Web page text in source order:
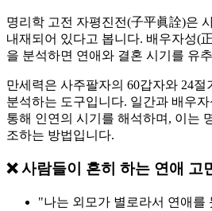
명리학 고전 자평진전(子平眞詮)은
내재되어 있다고 봅니다. 배우자성(
을 분석하면 연애와 결혼 시기를 유
만세력은 사주팔자의 60갑자와 24
분석하는 도구입니다. 일간과 배우
통해 인연의 시기를 해석하며, 이는
조하는 방법입니다.
❌ 사람들이 흔히 하는 연애 고
"나는 외모가 별로라서 연애를